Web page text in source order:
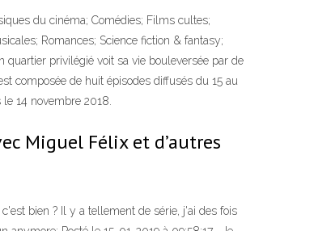
du cinéma; Comédies; Films cultes;
Romances; Science fiction & fantasy;
privilégié voit sa vie bouleversée par de
composée de huit épisodes diffusés du 15 au
14 novembre 2018.
Miguel Félix et d’autres
bien ? Il y a tellement de série, j'ai des fois